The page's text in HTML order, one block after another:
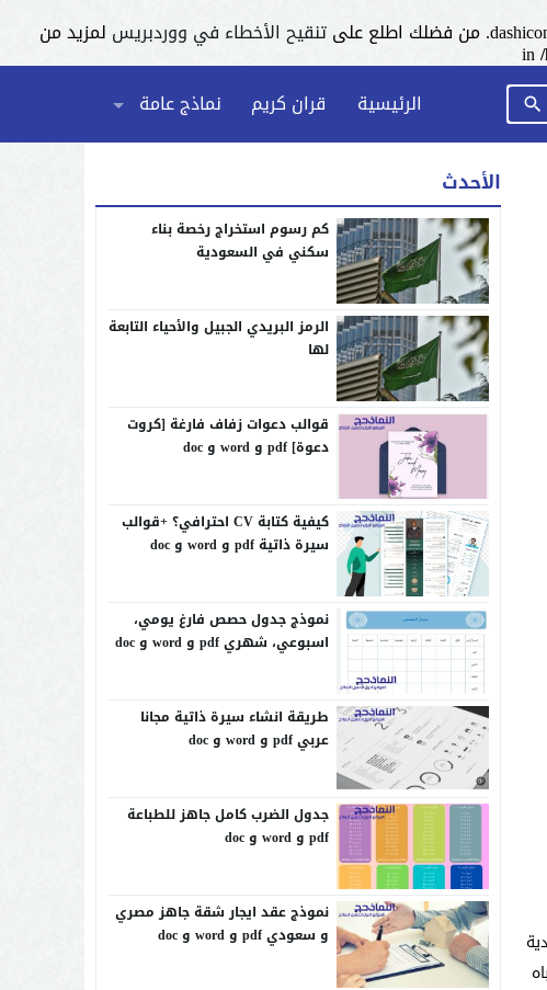
تنقيح الأخطاء في ووردبريس لمزيد من
الرئيسية
قران كريم نماذج عامة
الأحدث
كم رسوم استخراج رخصة بناء
سكني في السعودية
الرمز البريدي الجبيل والأحياء التابعة
لها
قوالب دعوات زفاف فارغة [كروت
دعوة] pdf و word و doc
كيفية كتابة CV احترافي؟ +قوالب
سيرة ذاتية pdf و word و doc
نموذج جدول حصص فارغ يومي،
اسبوعي، شهري pdf و word و doc
طريقة انشاء سيرة ذاتية مجانا
عربي pdf و word و doc
جدول الضرب كامل جاهز للطباعة
pdf و word و doc
نموذج عقد ايجار شقة جاهز مصري
و سعودي pdf و word و doc